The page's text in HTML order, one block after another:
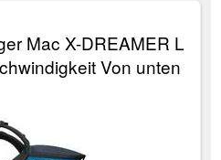
Mac X-DREAMER L
Von unten